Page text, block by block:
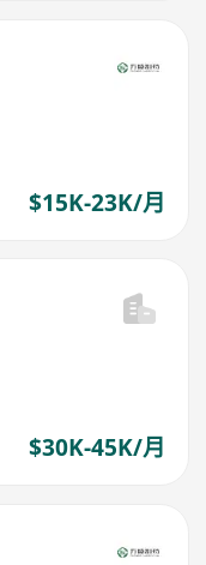
$15K-23K/月
$30K-45K/月